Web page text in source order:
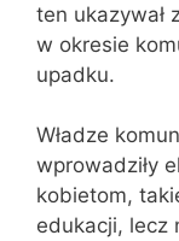
ten ukazywał
w okresie
upadku.
Władze
wprowadziły
kobietom,
edukacji, lecz